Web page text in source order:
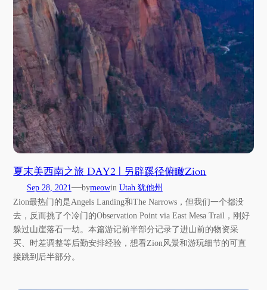
夏末美西南之旅 DAY2 | 另辟蹊径俯瞰Zion
Sep 28, 2021—bymeowin Utah 犹他州
Zion最热门的是Angels Landing和The Narrows，但我们一个都没
去，反而挑了个冷门的Observation Point via East Mesa Trail，刚好
躲过山崖落石一劫。本篇游记前半部分记录了进山前的物资采
买、时差调整等后勤安排经验，想看Zion风景和游玩细节的可直
接跳到后半部分。